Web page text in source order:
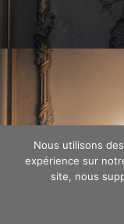
Nous utilisons
expérience sur
site, nous